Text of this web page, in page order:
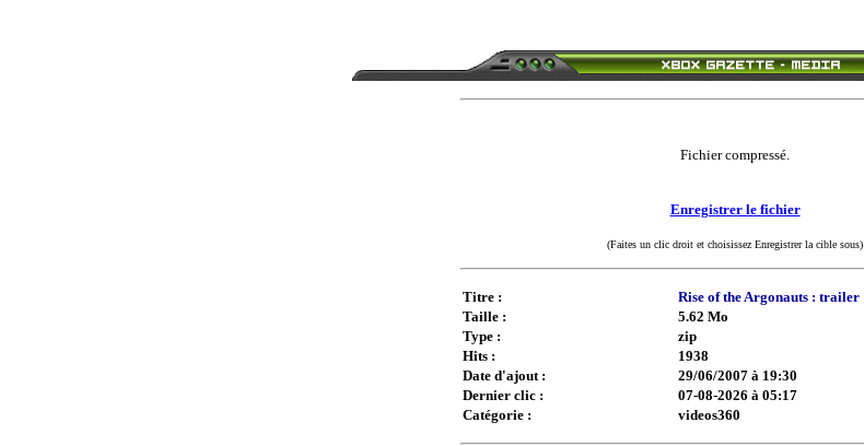
Fichier compressé.
Enregistrer le fichier
(Faites un clic droit et choisissez Enregistrer la cible sous)
Titre :
Rise of the Argonauts : trailer
Taille :
5.62 Mo
Type :
zip
Hits :
1938
Date d'ajout :
29/06/2007 à 19:30
Dernier clic :
07-08-2026 à 05:17
Catégorie :
videos360